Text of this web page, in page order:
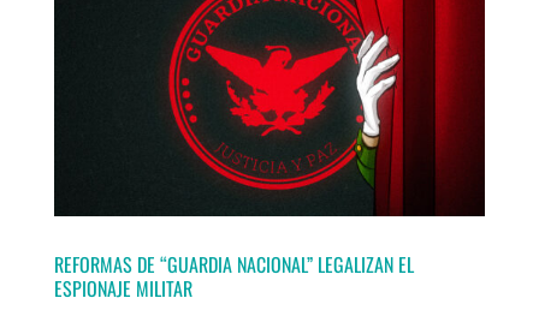
REFORMAS DE “GUARDIA NACIONAL” LEGALIZAN EL
ESPIONAJE MILITAR